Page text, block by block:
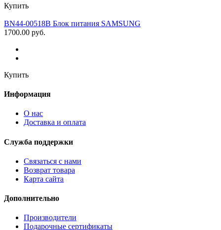
Купить
BN44-00518B Блок питания SAMSUNG
1700.00 руб.
Купить
Информация
О нас
Доставка и оплата
Служба поддержки
Связаться с нами
Возврат товара
Карта сайта
Дополнительно
Производители
Подарочные сертификаты